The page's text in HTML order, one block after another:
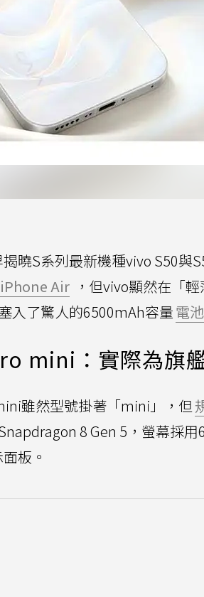
曉S系列最新機種vivo S50與
iPhone Air ，但vivo顯然在「
入了驚人的6500mAh容量電池
mini：實際為旗
雖然型號掛著「mini」，但
8 Gen 5，螢幕採
板。